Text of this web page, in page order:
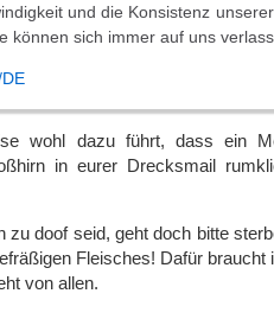
und die Konsistenz
können sich immer auf uns
wohl dazu führt, dass ein
in eurer Drecksmail
doof seid, geht doch bitte
Fleisches! Dafür braucht
von allen.